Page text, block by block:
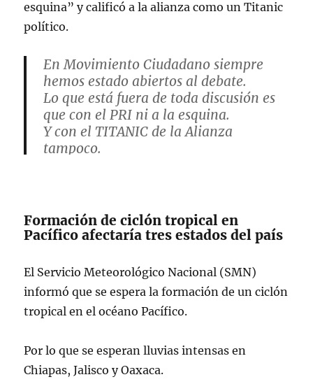
esquina” y calificó a la alianza como un Titanic
político.
En Movimiento Ciudadano siempre
hemos estado abiertos al debate.
Lo que está fuera de toda discusión es
que con el PRI ni a la esquina.
Y con el TITANIC de la Alianza
tampoco.
Formación de ciclón tropical en
Pacífico afectaría tres estados del país
El Servicio Meteorológico Nacional (SMN)
informó que se espera la formación de un ciclón
tropical en el océano Pacífico.
Por lo que se esperan lluvias intensas en
Chiapas, Jalisco y Oaxaca.